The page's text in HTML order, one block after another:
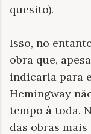
quesito).
Isso, no
obra que,
indicaria para
Hemingway
tempo à toda.
das obras